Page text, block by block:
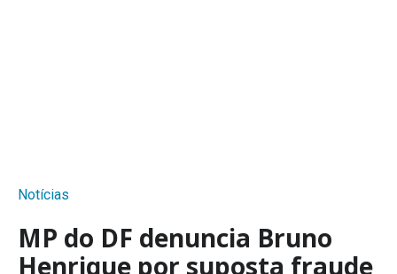
Notícias
MP do DF denuncia Bruno
Henrique por suposta fraude